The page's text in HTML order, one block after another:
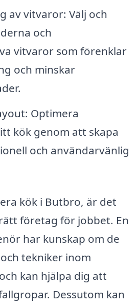
av vitvaror: Välj och
och
vitvaror som förenklar
och minskar
Optimera
kök genom att skapa
och användarvänlig
kök i Butbro, är det
företag för jobbet. En
har kunskap om de
tekniker inom
kan hjälpa dig att
Dessutom kan